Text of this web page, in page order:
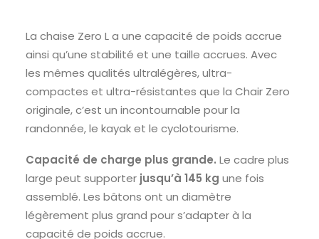
La chaise Zero L a une capacité de poids accrue
ainsi qu’une stabilité et une taille accrues. Avec
les mêmes qualités ultralégères, ultra-
compactes et ultra-résistantes que la Chair Zero
originale, c’est un incontournable pour la
randonnée, le kayak et le cyclotourisme.
Capacité de charge plus grande. Le cadre plus
large peut supporter jusqu’à 145 kg une fois
assemblé. Les bâtons ont un diamètre
légèrement plus grand pour s’adapter à la
capacité de poids accrue.